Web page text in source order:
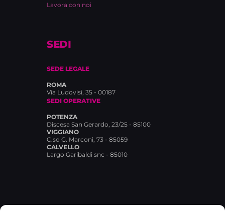
Lavora con noi
SEDI
SEDE LEGALE
ROMA
Via Ludovisi, 35 - 00187
SEDI OPERATIVE
POTENZA
Discesa San Gerardo, 23/25 - 85100
VIGGIANO
C.so G. Marconi, 73 - 85059
CALVELLO
Largo Garibaldi snc - 85010